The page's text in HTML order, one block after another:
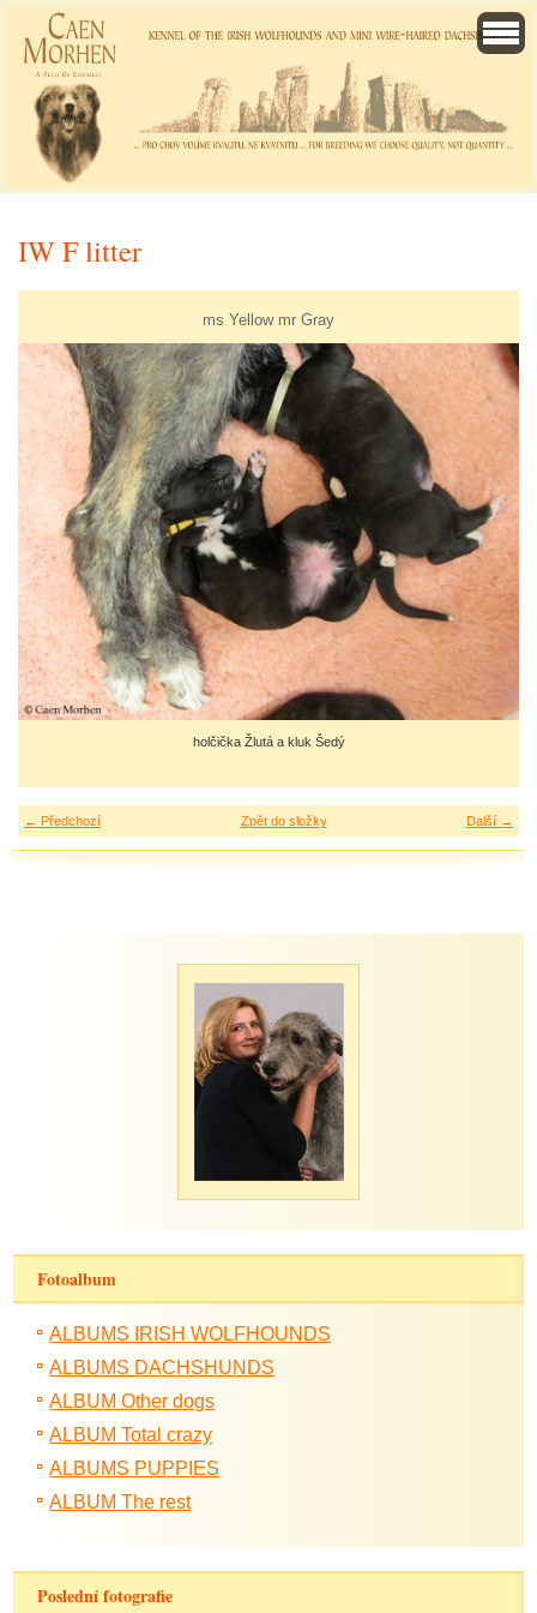
IW F litter
ms Yellow mr Gray
holčička Žlutá a kluk Šedý
← Předchozí Další →
Zpět do složky
Fotoalbum
ALBUMS IRISH WOLFHOUNDS
ALBUMS DACHSHUNDS
ALBUM Other dogs
ALBUM Total crazy
ALBUMS PUPPIES
ALBUM The rest
Poslední fotografie